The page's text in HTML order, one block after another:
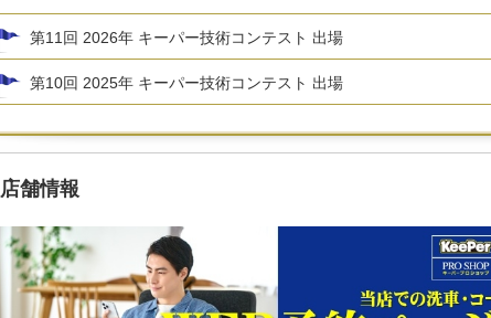
第11回 2026年 キーパー技術コンテスト 出場
第10回 2025年 キーパー技術コンテスト 出場
店舗情報